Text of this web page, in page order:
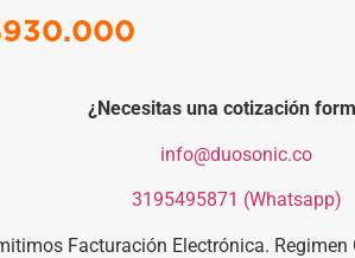
930.000
¿Necesitas una cotización
info@duosonic.co
3195495871 (Whatsapp)
Facturación Electrónica. Regimen